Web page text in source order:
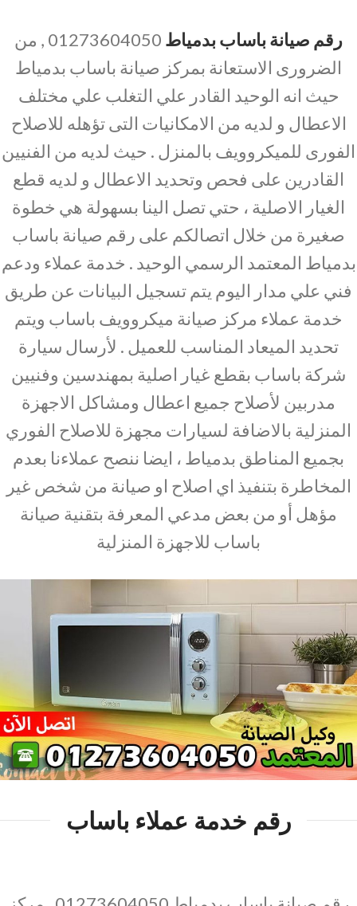
رقم صيانة باساب بدمياط
01273604050 , من
الضرورى الاستعانة بمركز صيانة باساب بدمياط
حيث انه الوحيد القادر علي التغلب علي مختلف
الاعطال و لديه من الامكانيات التى تؤهله للاصلاح
الفورى للميكروويف بالمنزل . حيث لديه من الفنيين
القادرين على فحص وتحديد الاعطال و لديه قطع
الغيار الاصلية ، حتي تصل الينا بسهولة هي خطوة
صغيرة من خلال اتصالكم على رقم صيانة باساب
بدمياط المعتمد الرسمي الوحيد . خدمة عملاء ودعم
فني علي مدار اليوم يتم تسجيل البيانات عن طريق
خدمة عملاء مركز صيانة ميكروويف باساب ويتم
تحديد الميعاد المناسب للعميل . لأرسال سيارة
شركة باساب بقطع غيار اصلية بمهندسين وفنيين
مدربين لأصلاح جميع اعطال ومشاكل الاجهزة
المنزلية بالاضافة لسيارات مجهزة للاصلاح الفوري
بجميع المناطق بدمياط ، ايضا ننصح عملاءنا بعدم
المخاطرة بتنفيذ اي اصلاح او صيانة من شخص غير
مؤهل أو من بعض مدعي المعرفة بتقنية صيانة
باساب للاجهزة المنزلية
رقم خدمة عملاء باساب